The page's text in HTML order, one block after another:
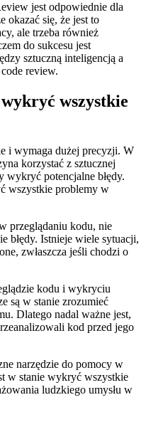
jest ⁢odpowiednie dla
okazać się, że jest to
ale trzeba również
do sukcesu‍ jest
sztuczną inteligencją a
review.
wszystkie
​i wymaga dużej precyzji. ⁣W⁤
korzystać z⁢ sztucznej
wykryć potencjalne błędy.
wszystkie problemy w
przeglądaniu kodu, nie
błędy. Istnieje‍ wiele sytuacji,
zwłaszcza jeśli chodzi o⁢
kodu i wykryciu‍
‍są w stanie zrozumieć
Dlatego nadal ważne jest,
kod przed ⁣jego
narzędzie⁣ do pomocy ⁣w
w stanie wykryć wszystkie
ludzkiego umysłu​ w⁤